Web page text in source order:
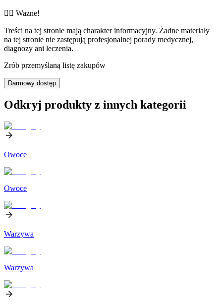
👨‍⚕️️ Ważne!
Treści na tej stronie mają charakter informacyjny. Żadne materiały
na tej stronie nie zastępują profesjonalnej porady medycznej,
diagnozy ani leczenia.
Zrób przemyślaną listę zakupów
Darmowy dostęp
Odkryj produkty z innych kategorii
Owoce
Owoce
Warzywa
Warzywa